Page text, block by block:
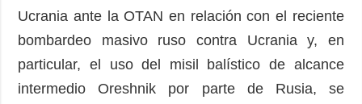
Ucrania ante la OTAN en relación con el reciente
bombardeo masivo ruso contra Ucrania y, en
particular, el uso del misil balístico de alcance
intermedio Oreshnik por parte de Rusia, se